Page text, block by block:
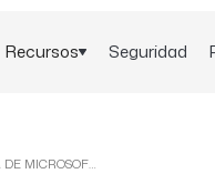
Recursos Seguridad
LLAMADA DE PRUEBA DE MICROSOFT TEAMS